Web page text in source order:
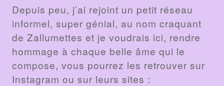
Depuis peu, j’ai rejoint un petit réseau
informel, super génial, au nom craquant
de Zallumettes et je voudrais ici, rendre
hommage à chaque belle âme qui le
compose, vous pourrez les retrouver sur
Instagram ou sur leurs sites :